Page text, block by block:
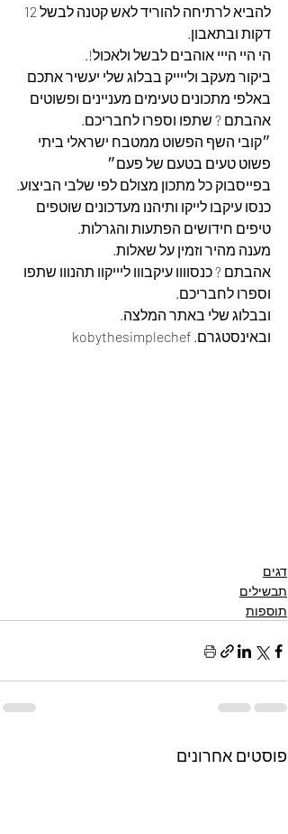
דקות ובתאבון.
הי היי הייי אוהבים לבשל ולאכול!.
ביקור מעקב ולייייק בבלוג שלי יעשיר אתכם
באלפי מתכונים טעימים מעניינים ופשוטים
אהבתם ? שתפו וספרו לחבריכם.
״קובי השף הפשוט ממטבח ישראלי ביתי
פשוט טעים בטעם של פעם״
בפייסבוק כל מתכון מצולם לפי שלבי הביצוע.
כנסו עיקבו לייקו ותיהנו מעדכונים שוטפים
טיפים חידושים הפתעות והגרלות.
מענה מהיר וזמין על שאלות.
אהבתם ? כנסוווו עיקבווו ליייקוו תהנווו שתפו
וספרו לחבריכם.
ובבלוג שלי באתר המלצה.
ובאינסטגרם. kobythesimplechef
דגים
תבשילים
תוספות
פוסטים אחרונים